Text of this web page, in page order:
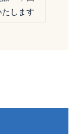
します